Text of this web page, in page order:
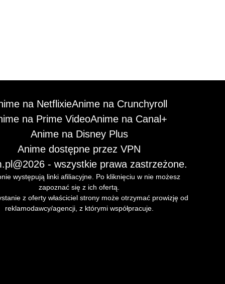
na NetflixieAnime na Crunchyroll
na Prime VideoAnime na Canal+
Anime na Disney Plus
Anime dostępne przez VPN
@2026 - wszystkie prawa zastrzeżone.
występują linki afiliacyjne. Po kliknięciu w nie możesz
zapoznać się z ich ofertą.
z oferty właściciel strony może otrzymać prowizję od
reklamodawcy/agencji, z którymi współpracuje.